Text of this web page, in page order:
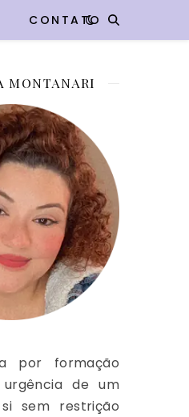
CONTATO
MONTANARI
por formação
de um
sem restrição